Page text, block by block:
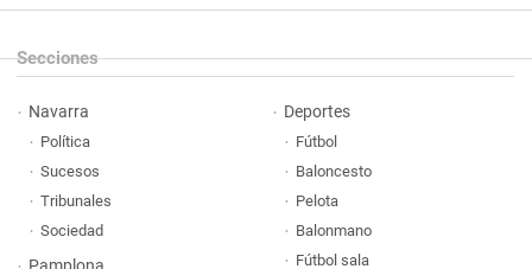
Secciones
Navarra
Política
Sucesos
Tribunales
Sociedad
Deportes
Fútbol
Baloncesto
Pelota
Balonmano
Fútbol sala